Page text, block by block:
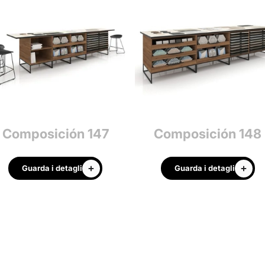
Composición 147
Guarda i detagli
Composición 148
Guarda i detagli